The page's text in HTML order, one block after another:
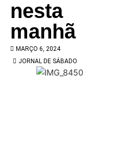
nesta
manhã
MARÇO 6, 2024
JORNAL DE SÁBADO